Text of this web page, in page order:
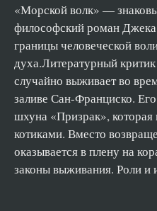
«Морской волк» —
философский роман
границы человеческой
духа.Литературный
случайно выживает во
заливе Сан-Франциско.
шхуна «Призрак», которая
котиками. Вместо
оказывается в плену на
законы выживания. Роли и